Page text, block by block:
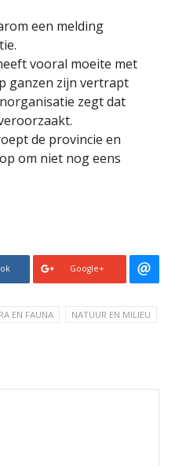
een melding
vooral moeite met
ganzen zijn vertrapt
zegt dat
de provincie en
om niet nog eens
Google+
EN FAUNA
NATUUR EN MILIEU